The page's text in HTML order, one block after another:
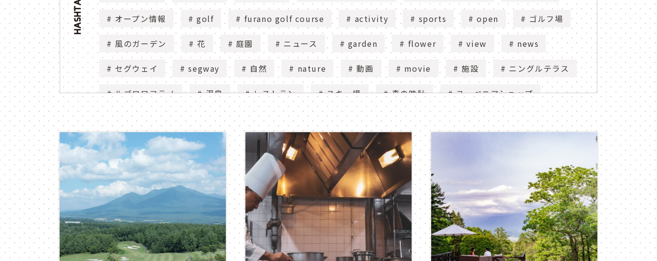
オープン情報 golf furano golf course activity sports open ゴルフ場
風のガーデン 花 庭園 ニュース garden flower view news
セグウェイ segway 自然 nature 動画 movie 施設 ニングルテラス
ルゴロワフラノ 温泉 レストラン スキー場 森の時計 スーベニアショップ
souvenir shop shisai no yu pan kobo パン工房 furano ski area
mori no tokei le gaulois furano ningle terrace ソーズバー
ニングルテラス souvenir shop le gaulois furano ningle terrace
hot air balloon パークゴルフ park golf ふらプリ furapuri ふらのん
新富良野プリンスホテル 始球式 アーノルドパーマー under40 ガーデン 散歩
家族 kaze no garden walk family 写真 kaze no garden walk